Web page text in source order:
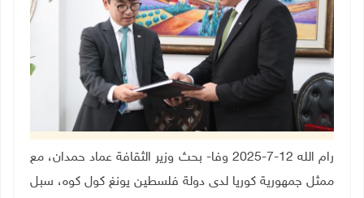
رام الله 12-7-2025 وفا- بحث وزير الثقافة عماد حمدان، مع
ممثل جمهورية كوريا لدى دولة فلسطين يونغ كول كوه، سبل